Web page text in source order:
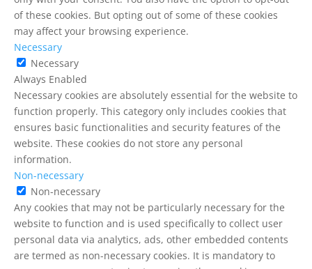
of these cookies. But opting out of some of these cookies
may affect your browsing experience.
Necessary
Necessary
Always Enabled
Necessary cookies are absolutely essential for the website to
function properly. This category only includes cookies that
ensures basic functionalities and security features of the
website. These cookies do not store any personal
information.
Non-necessary
Non-necessary
Any cookies that may not be particularly necessary for the
website to function and is used specifically to collect user
personal data via analytics, ads, other embedded contents
are termed as non-necessary cookies. It is mandatory to